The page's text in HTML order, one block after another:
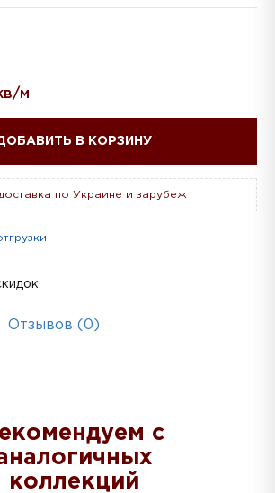
м
В КОРЗИНУ
по Украине и зарубеж
Отзывов (0)
с
коллекций